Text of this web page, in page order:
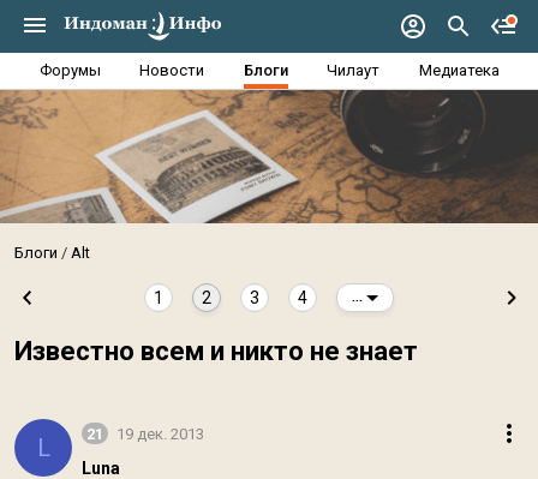
Форумы Новости Блоги Чилаут Медиатека
Блоги Alt
1 2 3 4
Известно всем и никто не знает
L 21 19 дек. 2013
Luna